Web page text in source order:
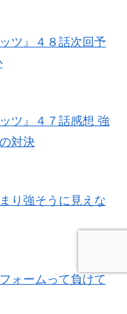
ツ』４８話次回予
ツ』４７話感想 強
対決
り強そうに見えな
ォームって負けて